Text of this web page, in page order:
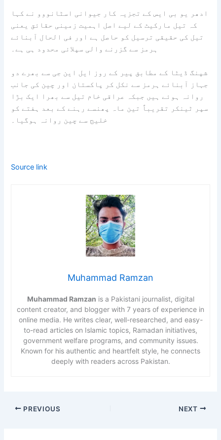
ادھر یو بی ایس کے تجزیہ کار جیوانی اسٹانووو نے کہا
کہ تیل مارکیٹ کے لیے اصل اہمیت زمینی حقائق یعنی
تیل کی حقیقی ترسیل کو حاصل ہے اور فی الحال آبنائے
ہرمز سے گزرنے والی سپلائی محدود ہی ہے۔
شپنگ ڈیٹا کے مطابق پیر کے روز ایل این جی سے بھرے دو
جہاز آبنائے ہرمز سے نکل کر پاکستان اور چین کی جانب
روانہ ہوئے ہیں جبکہ عراقی خام تیل سے بھرا ایک بڑا
سپر ٹینکر تقریباً تین ماہ پھنسے رہنے کے بعد ہفتے کو
خلیج سے چین روانہ ہوگیا۔
Source link
Muhammad Ramzan
Muhammad Ramzan is a Pakistani journalist, digital
content creator, and blogger with 7 years of experience in
online media. He writes clear, well-researched, and easy-
to-read articles on Islamic topics, Ramadan initiatives,
government welfare programs, and community issues.
Known for his authentic and heartfelt style, he connects
deeply with readers across Pakistan.
PREVIOUS NEXT